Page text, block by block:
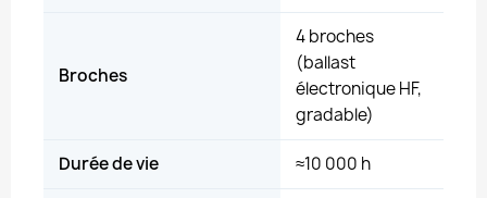
Broches
4 broches
(ballast
électronique HF,
gradable)
Durée de vie ≈10 000 h